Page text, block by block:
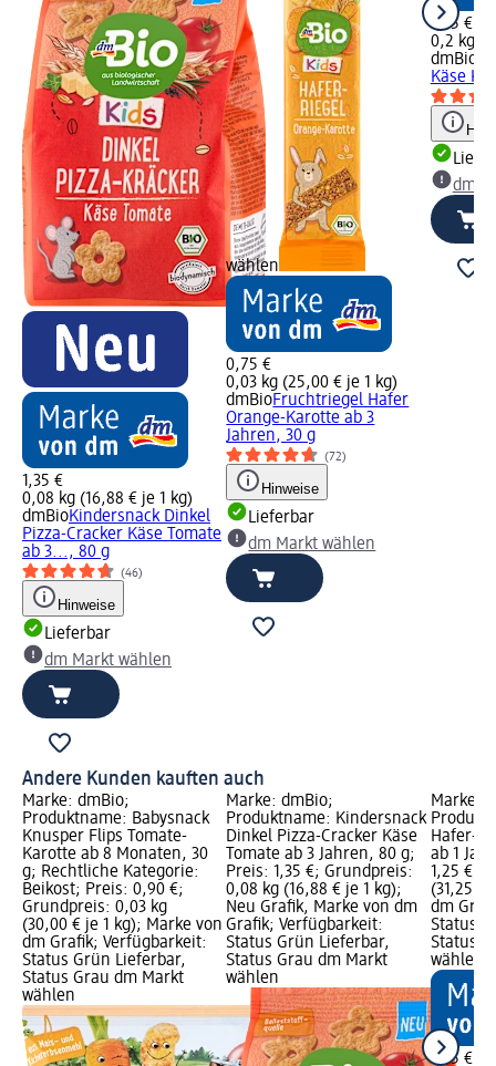
1,35 €
0,08 kg (16,88 € je 1 kg)
dmBioKindersnack Dinkel
Pizza-Cracker Käse Tomate
ab 3..., 80 g
(46)
Hinweise
Lieferbar
dm Markt wählen
wählen
0,75 €
0,03 kg (25,00 € je 1 kg)
dmBioFruchtriegel Hafer
Orange-Karotte ab 3
Jahren, 30 g
(72)
Hinweise
Lieferbar
dm Markt wählen
1,85 €
0,2 kg
dmBio
Käse
dm
Andere Kunden kauften auch
Marke: dmBio;
Produktname: Babysnack
Knusper Flips Tomate-
Karotte ab 8 Monaten, 30
g; Rechtliche Kategorie:
Beikost; Preis: 0,90 €;
Grundpreis: 0,03 kg
(30,00 € je 1 kg); Marke von
dm Grafik; Verfügbarkeit:
Status Grün Lieferbar,
Status Grau dm Markt
wählen
Marke: dmBio;
Produktname: Kindersnack
Dinkel Pizza-Cracker Käse
Tomate ab 3 Jahren, 80 g;
Preis: 1,35 €; Grundpreis:
0,08 kg (16,88 € je 1 kg);
Neu Grafik, Marke von dm
Grafik; Verfügbarkeit:
Status Grün Lieferbar,
Status Grau dm Markt
wählen
Marke:
Hafer-
ab 1
1,25 €;
(31,25 €
dm
Status
Status
wählen
1,25 €